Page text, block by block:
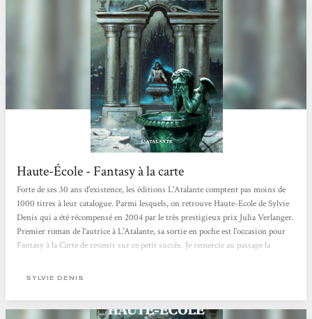
Haute-École - Fantasy à la carte
Forte de ses 30 ans d'existence, les éditions L'Atalante comptent pas moins de
1000 titres à leur catalogue. Parmi lesquels, on retrouve Haute-Ecole de Sylvie
Denis qui a été récompensé en 2004 par le très prestigieux prix Julia Verlanger.
Premier roman de l'autrice à L'Atalante, sa sortie en poche est l'occasion pour
Fantasy à la Carte de revenir sur ce petit succès. Je remercie au passage la
ambitieux et haletant qui est riche d'intrigues et de complots. Alors que le
SYLVIE DENIS